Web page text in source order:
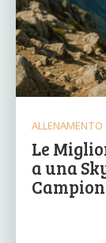
ALLENAMENTO
Le
a una